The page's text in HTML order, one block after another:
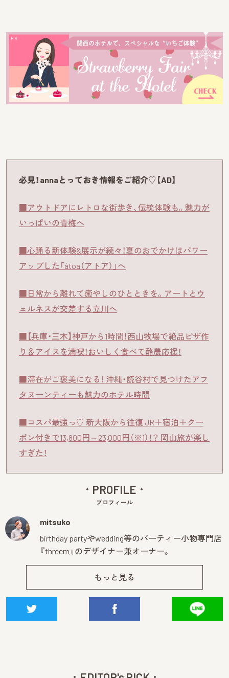
必見！annaとっておき情報をご紹介♡【AD】
■アウトドアにレトロな街歩き、伝統体験も。魅力が
いっぱいの青梅へ
■心踊る新体験&展示が続々！夏のおでかけはパワー
アップした「átoa（アトア）」へ
■日常から離れて癒やしのひとときを。アートとウ
ェルネスが交差する立川へ
■【兵庫・三木】神戸から1時間！西山牧場で絶品ピザ作
り＆アイスを満喫！おいしく食べて酪農応援！
■滞在がご褒美になる！ 沖縄・読谷村で見つけたアフ
タヌーンティーも魅力のホテル時間
■コスパ最強っ♡ 新大阪から往復 JR＋宿泊＋クー
ポン付きで13,800円～23,000円（※1）！？ 岡山旅が楽し
すぎた！
PROFILE
プロフィール
mitsuko
birthday partyやwedding等のパーティー小物専門店
『threem』のデザイナー兼オーナー。
もっと見る